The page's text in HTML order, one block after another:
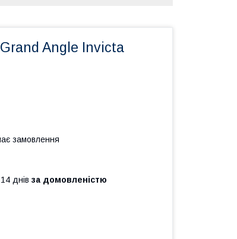
Angle Invicta
замовлення
днів за домовленістю